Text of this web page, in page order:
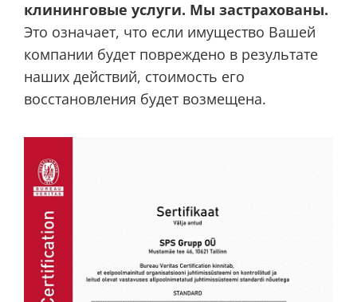
клининговые услуги. Мы застрахованы.
Это означает, что если имущество Вашей
компании будет повреждено в результате
наших действий, стоимость его
восстановления будет возмещена.